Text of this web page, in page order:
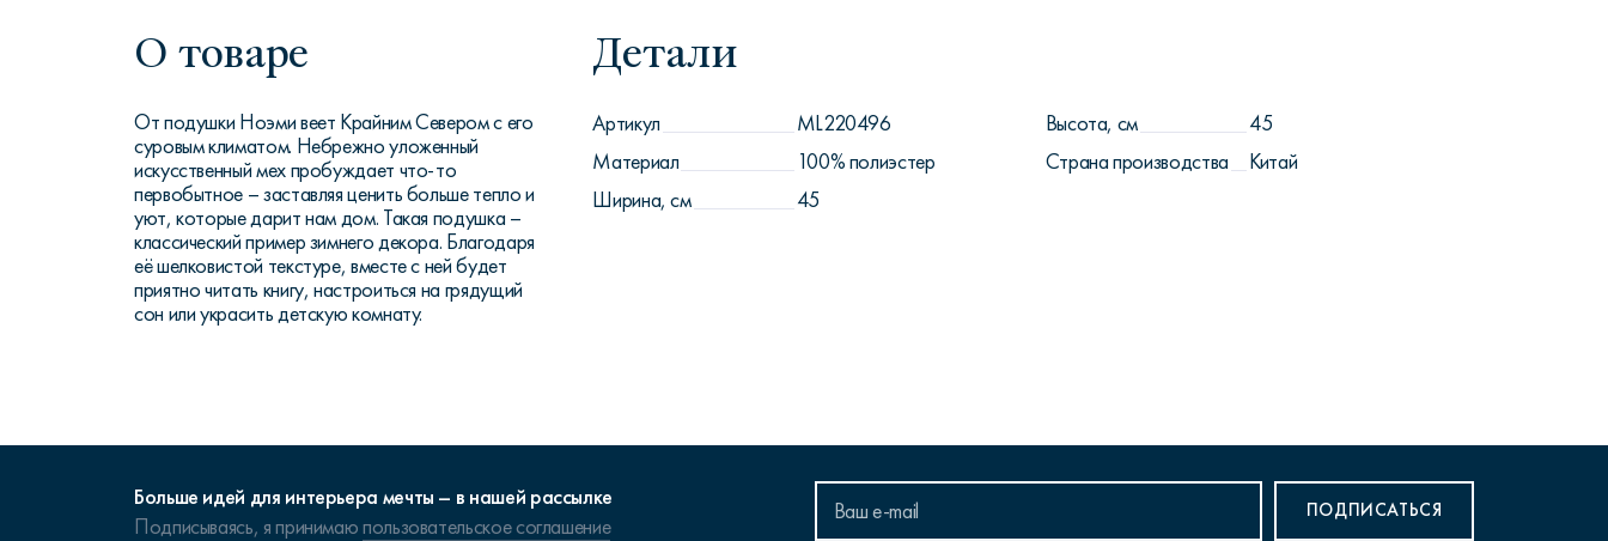
О товаре
От подушки Ноэми веет Крайним Севером с его
суровым климатом. Небрежно уложенный
искусственный мех пробуждает что-то
первобытное – заставляя ценить больше тепло и
уют, которые дарит нам дом. Такая подушка –
классический пример зимнего декора. Благодаря
её шелковистой текстуре, вместе с ней будет
приятно читать книгу, настроиться на грядущий
сон или украсить детскую комнату.
Детали
Артикул
ML220496
Материал
100% полиэстер
Ширина, см
45
Высота, см
45
Страна производства
Китай
Больше идей для интерьера мечты – в нашей рассылке
Подписываясь, я принимаюпользовательское соглашение
ПОДПИСАТЬСЯ